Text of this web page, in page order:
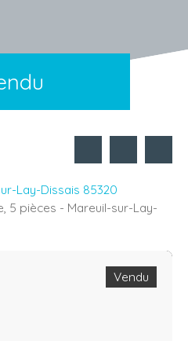
Lay-Dissais 85320
5 pièces - Mareuil-sur-Lay-
Vendu